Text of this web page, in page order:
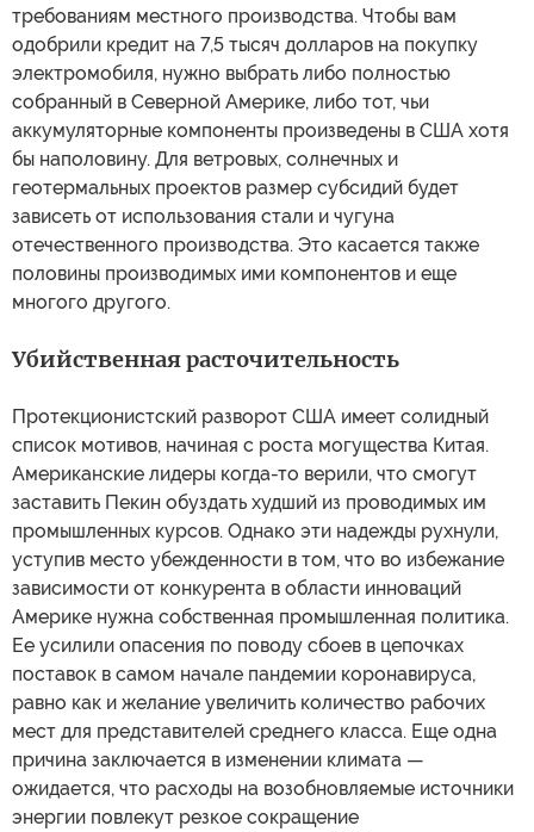
требованиям местного производства. Чтобы вам
одобрили кредит на 7,5 тысяч долларов на покупку
электромобиля, нужно выбрать либо полностью
собранный в Северной Америке, либо тот, чьи
аккумуляторные компоненты произведены в США хотя
бы наполовину. Для ветровых, солнечных и
геотермальных проектов размер субсидий будет
зависеть от использования стали и чугуна
отечественного производства. Это касается также
половины производимых ими компонентов и еще
многого другого.
Убийственная расточительность
Протекционистский разворот США имеет солидный
список мотивов, начиная с роста могущества Китая.
Американские лидеры когда-то верили, что смогут
заставить Пекин обуздать худший из проводимых им
промышленных курсов. Однако эти надежды рухнули,
уступив место убежденности в том, что во избежание
зависимости от конкурента в области инноваций
Америке нужна собственная промышленная политика.
Ее усилили опасения по поводу сбоев в цепочках
поставок в самом начале пандемии коронавируса,
равно как и желание увеличить количество рабочих
мест для представителей среднего класса. Еще одна
причина заключается в изменении климата —
ожидается, что расходы на возобновляемые источники
энергии повлекут резкое сокращение